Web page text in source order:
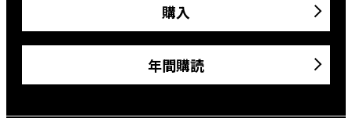
購入
年間購読